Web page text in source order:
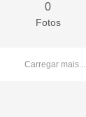
0
Fotos
Carregar mais...